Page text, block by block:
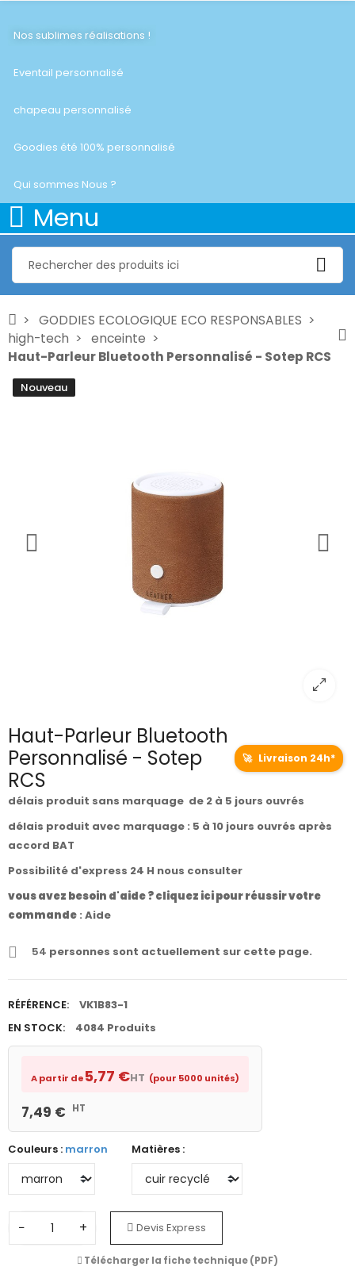
Nos sublimes réalisations !
Eventail personnalisé
chapeau personnalisé
Goodies été 100% personnalisé
Qui sommes Nous ?
Menu
GODDIES ECOLOGIQUE ECO RESPONSABLES
high-tech
enceinte
Haut-Parleur Bluetooth Personnalisé - Sotep RCS
Nouveau
Haut-Parleur Bluetooth
Personnalisé - Sotep
RCS
🚀 Livraison 24h*
délais produit sans marquage de 2 à 5 jours ouvrés
délais produit avec marquage : 5 à 10 jours ouvrés après
accord BAT
Possibilité d'express 24 H nous consulter
vous avez besoin d'aide ? cliquez ici pour réussir votre
commande : Aide
54 personnes sont actuellement sur cette page.
RÉFÉRENCE:
VK1B83-1
EN STOCK:
4084 Produits
A partir de5,77 €HT (pour 5000 unités)
7,49 € HT
Couleurs : marron Matières :
− + Devis Express
Télécharger la fiche technique (PDF)